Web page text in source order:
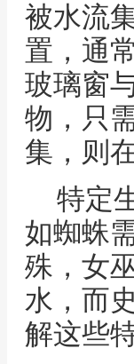
被水流
置，通
玻璃窗
物，只
集，则
特定
如蜘蛛
殊，女
水，而
解这些